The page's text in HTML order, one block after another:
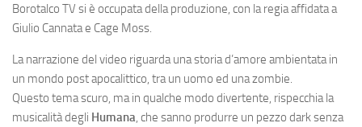
Borotalco TV si è occupata della produzione, con la regia affidata a
Giulio Cannata e Cage Moss.
La narrazione del video riguarda una storia d’amore ambientata in
un mondo post apocalittico, tra un uomo ed una zombie.
Questo tema scuro, ma in qualche modo divertente, rispecchia la
musicalità degli Humana, che sanno produrre un pezzo dark senza